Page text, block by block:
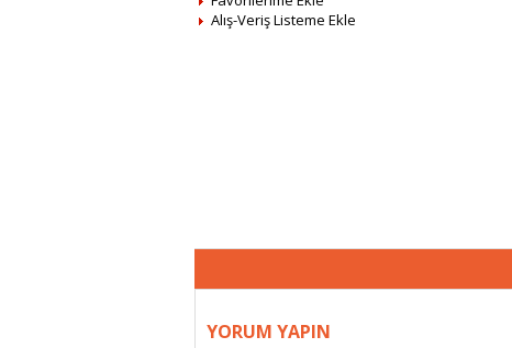
Alış-Veriş Listeme Ekle
YORUM YAPIN